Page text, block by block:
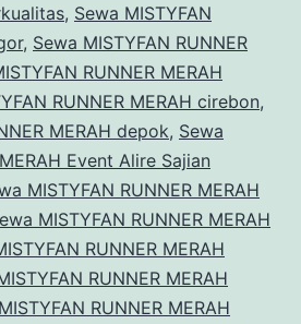
, Sewa MISTYFAN
, Sewa MISTYFAN RUNNER
RUNNER MERAH
RUNNER MERAH cirebon,
MERAH depok, Sewa
Event Alire Sajian
MISTYFAN RUNNER MERAH
MISTYFAN RUNNER MERAH
RUNNER MERAH
RUNNER MERAH
RUNNER MERAH